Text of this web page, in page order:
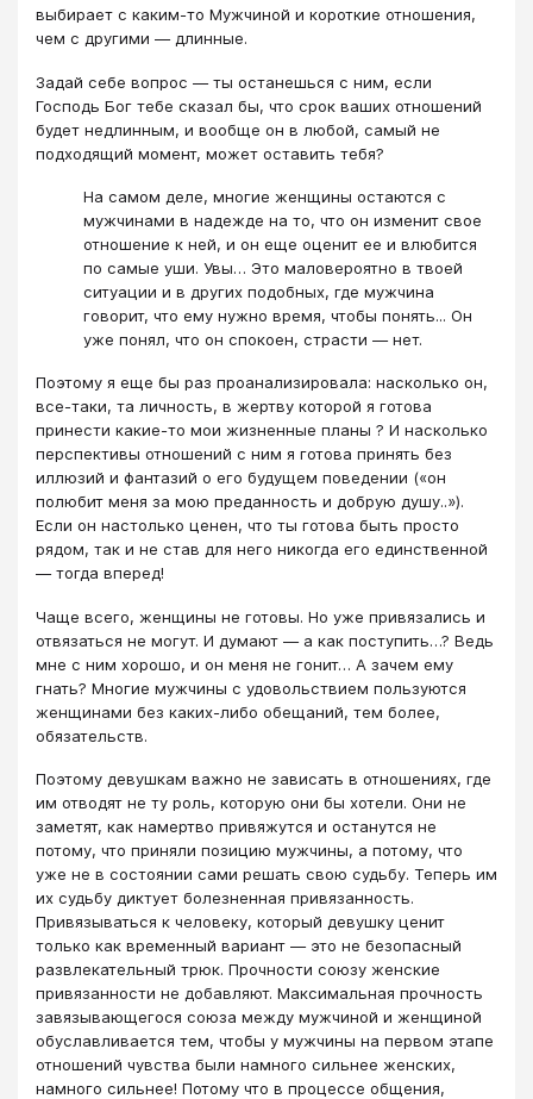
выбирает с каким-то Мужчиной и короткие отношения,
чем с другими — длинные.
Задай себе вопрос — ты останешься с ним, если
Господь Бог тебе сказал бы, что срок ваших отношений
будет недлинным, и вообще он в любой, самый не
подходящий момент, может оставить тебя?
На самом деле, многие женщины остаются с
мужчинами в надежде на то, что он изменит свое
отношение к ней, и он еще оценит ее и влюбится
по самые уши. Увы… Это маловероятно в твоей
ситуации и в других подобных, где мужчина
говорит, что ему нужно время, чтобы понять... Он
уже понял, что он спокоен, страсти — нет.
Поэтому я еще бы раз проанализировала: насколько он,
все-таки, та личность, в жертву которой я готова
принести какие-то мои жизненные планы ? И насколько
перспективы отношений с ним я готова принять без
иллюзий и фантазий о его будущем поведении («он
полюбит меня за мою преданность и добрую душу..»).
Если он настолько ценен, что ты готова быть просто
рядом, так и не став для него никогда его единственной
— тогда вперед!
Чаще всего, женщины не готовы. Но уже привязались и
отвязаться не могут. И думают — а как поступить…? Ведь
мне с ним хорошо, и он меня не гонит… А зачем ему
гнать? Многие мужчины с удовольствием пользуются
женщинами без каких-либо обещаний, тем более,
обязательств.
Поэтому девушкам важно не зависать в отношениях, где
им отводят не ту роль, которую они бы хотели. Они не
заметят, как намертво привяжутся и останутся не
потому, что приняли позицию мужчины, а потому, что
уже не в состоянии сами решать свою судьбу. Теперь им
их судьбу диктует болезненная привязанность.
Привязываться к человеку, который девушку ценит
только как временный вариант — это не безопасный
развлекательный трюк. Прочности союзу женские
привязанности не добавляют. Максимальная прочность
завязывающегося союза между мужчиной и женщиной
обуславливается тем, чтобы у мужчины на первом этапе
отношений чувства были намного сильнее женских,
намного сильнее! Потому что в процессе общения,